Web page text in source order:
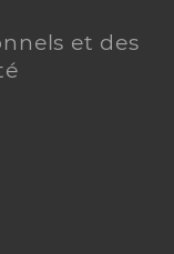
et des